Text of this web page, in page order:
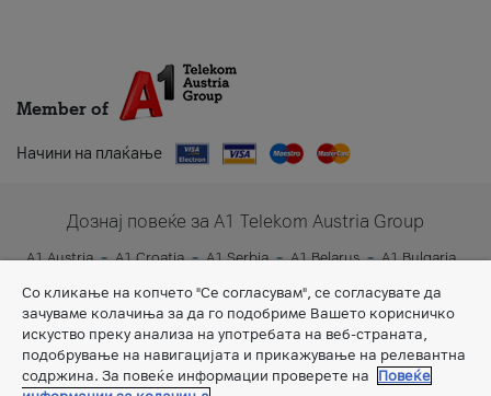
Member of
Начини на плаќање
Дознај повеќе за A1 Telekom Austria Group
A1 Austria A1 Croatia A1 Serbia A1 Belarus
A1 Bulgaria
Со кликање на копчето "Се согласувам", се согласувате да
зачуваме колачиња за да го подобриме Вашето корисничко
искуство преку анализа на употребата на веб-страната,
подобрување на навигацијата и прикажување на релевантна
содржина. За повеќе информации проверете на
Повеќе